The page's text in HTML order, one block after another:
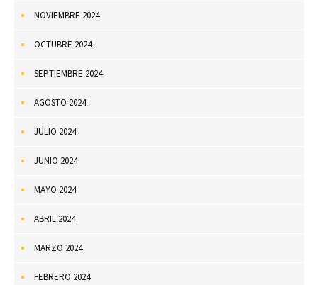
NOVIEMBRE 2024
OCTUBRE 2024
SEPTIEMBRE 2024
AGOSTO 2024
JULIO 2024
JUNIO 2024
MAYO 2024
ABRIL 2024
MARZO 2024
FEBRERO 2024